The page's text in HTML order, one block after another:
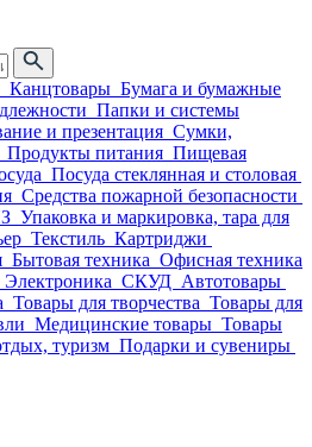
Канцтовары Бумага и бумажные
Папки и системы
и презентация Сумки,
Продукты питания Пищевая
Посуда стеклянная и столовая
Средства пожарной безопасности
Упаковка и маркировка, тара для
Текстиль Картриджи
Бытовая техника Офисная техника
Электроника СКУД Автотовары
Товары для творчества Товары для
Медицинские товары Товары
туризм Подарки и сувениры